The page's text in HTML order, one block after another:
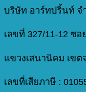
บริษัท อาร์ทปริ้นท์ จ
เลขที่ 327/11-12 ซ
แขวงเสนานิคม เขต
เลขที่เสียภาษี :